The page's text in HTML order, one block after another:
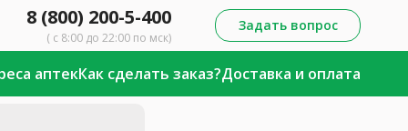
8 (800) 200-5-400
( с 8:00 до 22:00 по мск)
Задать вопрос
аптекКак сделать заказ?Доставка и оплата